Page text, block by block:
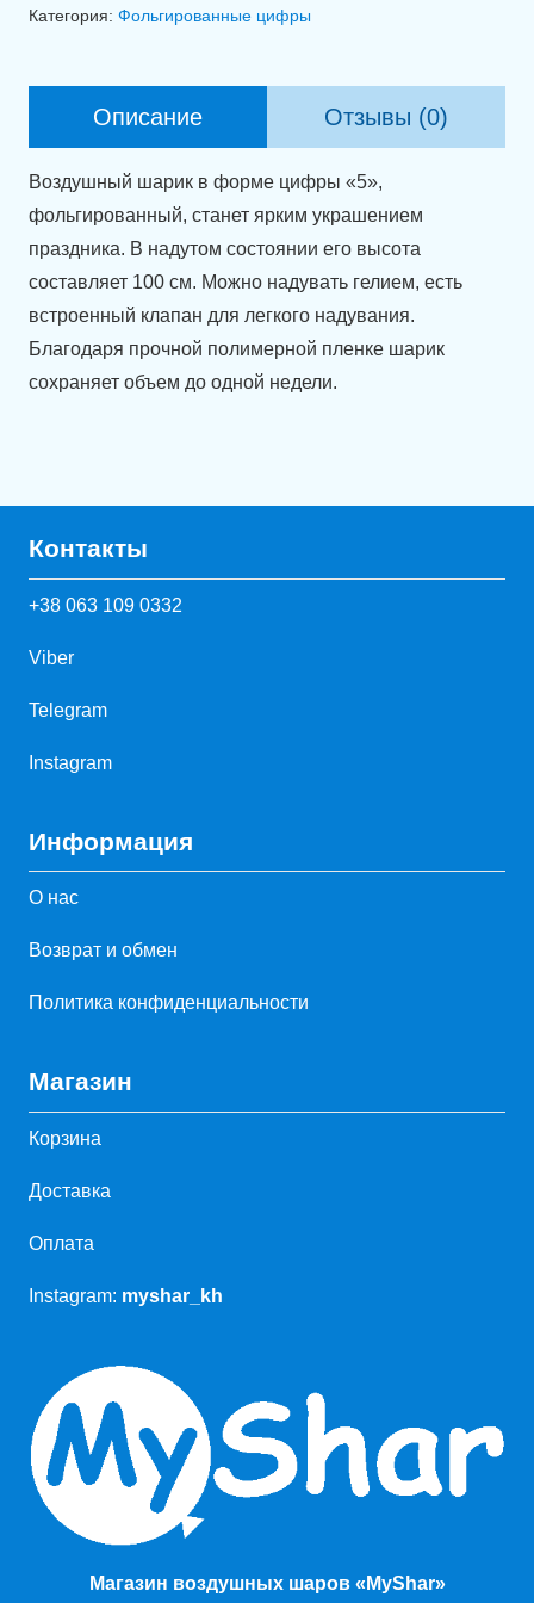
Категория: Фольгированные цифры
Описание Отзывы (0)
Воздушный шарик в форме цифры «5»,
фольгированный, станет ярким украшением
праздника. В надутом состоянии его высота
составляет 100 см. Можно надувать гелием, есть
встроенный клапан для легкого надувания.
Благодаря прочной полимерной пленке шарик
сохраняет объем до одной недели.
Контакты
+38 063 109 0332
Viber
Telegram
Instagram
Информация
О нас
Возврат и обмен
Политика конфиденциальности
Магазин
Корзина
Доставка
Оплата
Instagram: myshar_kh
Магазин воздушных шаров «MyShar»